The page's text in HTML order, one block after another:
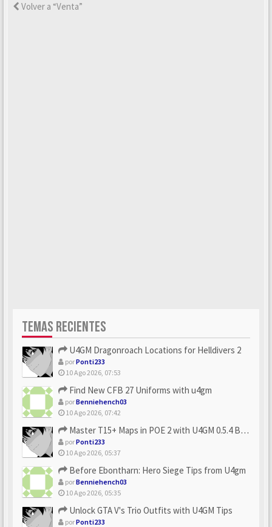
Volver a “Venta”
TEMAS RECIENTES
U4GM Dragonroach Locations for Helldivers 2
porPonti233
10 Ago 2026, 07:53
Find New CFB 27 Uniforms with u4gm
porBenniehench03
10 Ago 2026, 07:42
Master T15+ Maps in POE 2 with U4GM 0.5.4 Builds
porPonti233
10 Ago 2026, 05:37
Before Ebontharn: Hero Siege Tips from U4gm
porBenniehench03
10 Ago 2026, 05:35
Unlock GTA V's Trio Outfits with U4GM Tips
porPonti233